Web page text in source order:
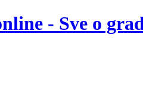
- Sve o